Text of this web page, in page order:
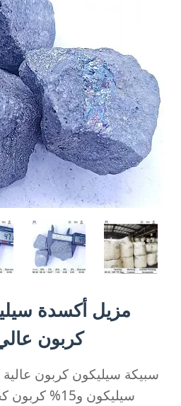
كربون عالي
سيليكون